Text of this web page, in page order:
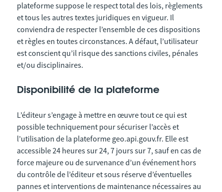
plateforme suppose le respect total des lois, règlements
et tous les autres textes juridiques en vigueur. Il
conviendra de respecter l’ensemble de ces dispositions
et règles en toutes circonstances. A défaut, l’utilisateur
est conscient qu’il risque des sanctions civiles, pénales
et/ou disciplinaires.
Disponibilité de la plateforme
L’éditeur s’engage à mettre en œuvre tout ce qui est
possible techniquement pour sécuriser l’accès et
l’utilisation de la plateforme geo.api.gouv.fr. Elle est
accessible 24 heures sur 24, 7 jours sur 7, sauf en cas de
force majeure ou de survenance d’un événement hors
du contrôle de l’éditeur et sous réserve d’éventuelles
pannes et interventions de maintenance nécessaires au